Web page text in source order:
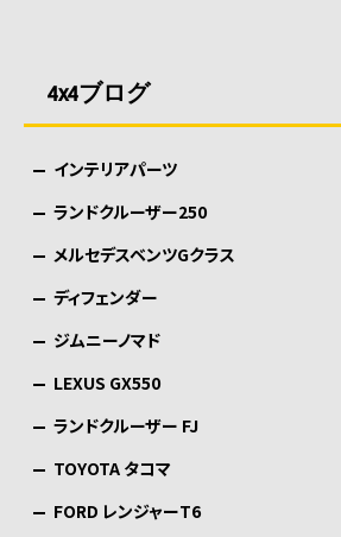
送
り
4x4ブログ
インテリアパーツ
ランドクルーザー250
メルセデスベンツGクラス
ディフェンダー
ジムニーノマド
LEXUS GX550
ランドクルーザー FJ
TOYOTA タコマ
FORD レンジャーT6